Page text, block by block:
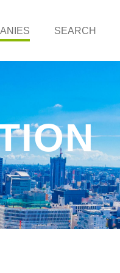
SEARCH